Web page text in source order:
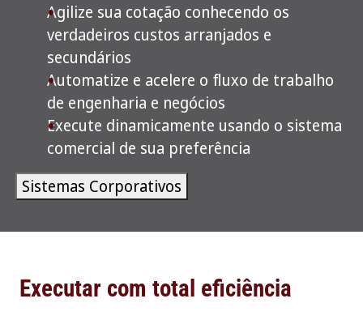
Agilize sua cotação conhecendo os
verdadeiros custos arranjados e
secundários
Automatize e acelere o fluxo de trabalho
de engenharia e negócios
Execute dinamicamente usando o sistema
comercial de sua preferência
Sistemas Corporativos
Executar com total eficiência